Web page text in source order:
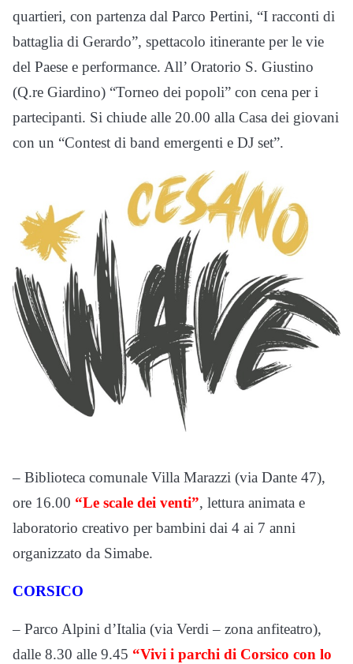
quartieri, con partenza dal Parco Pertini, “I racconti di
battaglia di Gerardo”, spettacolo itinerante per le vie
del Paese e performance. All’ Oratorio S. Giustino
(Q.re Giardino) “Torneo dei popoli” con cena per i
partecipanti. Si chiude alle 20.00 alla Casa dei giovani
con un “Contest di band emergenti e DJ set”.
– Biblioteca comunale Villa Marazzi (via Dante 47),
ore 16.00 “Le scale dei venti”, lettura animata e
laboratorio creativo per bambini dai 4 ai 7 anni
organizzato da Simabe.
CORSICO
– Parco Alpini d’Italia (via Verdi – zona anfiteatro),
dalle 8.30 alle 9.45 “Vivi i parchi di Corsico con lo